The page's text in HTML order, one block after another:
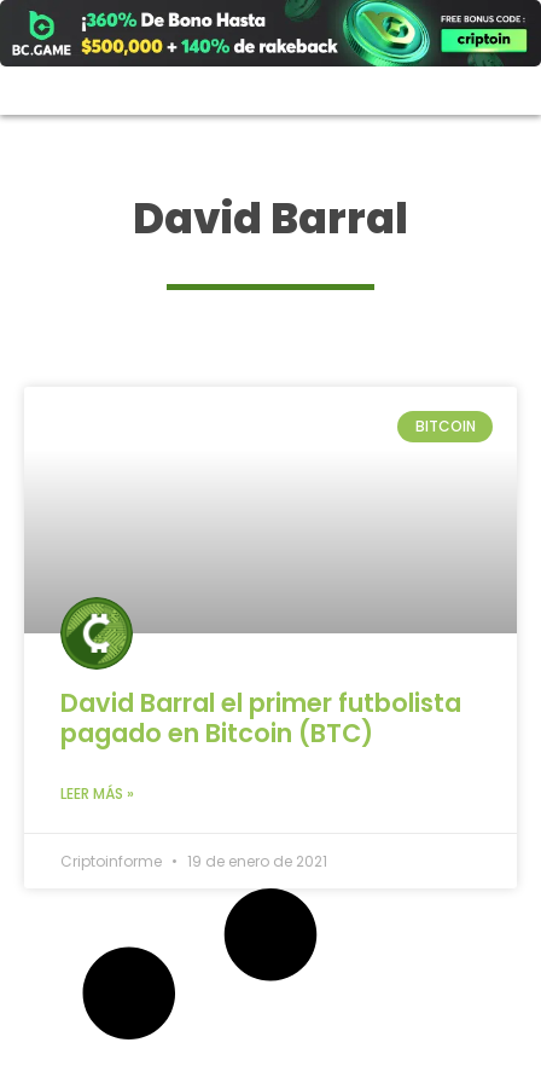
al
contenido
David Barral
BITCOIN
David Barral el primer futbolista
pagado en Bitcoin (BTC)
LEER MÁS »
Criptoinforme 19 de enero de 2021